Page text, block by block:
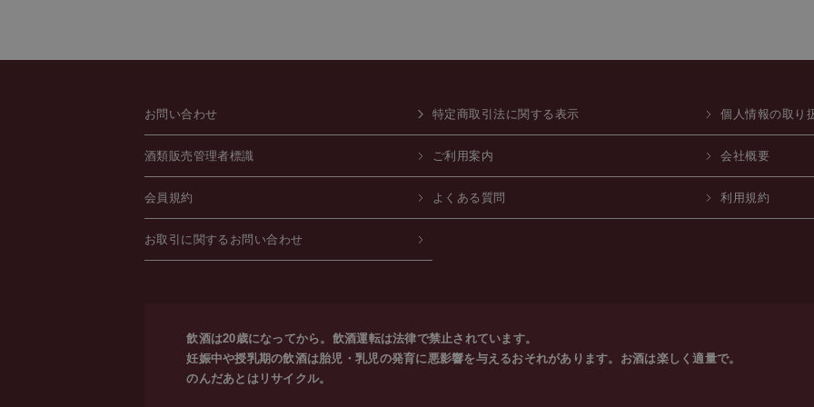
お問い合わせ 特定商取引法に関する表示 個人情報の取り
酒類販売管理者標識 ご利用案内 会社概要
会員規約 よくある質問 利用規約
お取引に関するお問い合わせ
飲酒は20歳になってから。飲酒運転は法律で禁止されています。
妊娠中や授乳期の飲酒は胎児・乳児の発育に悪影響を与えるおそれがあります。お酒は楽しく適量で。
のんだあとはリサイクル。